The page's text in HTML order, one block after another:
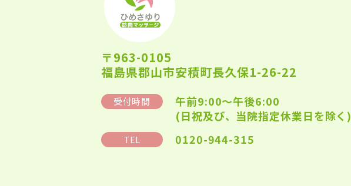
〒963-0105
福島県郡山市安積町長久保1-26-22
受付時間
午前9:00～午後6:00
(日祝及び、当院指定休業日を除く)
TEL 0120-944-315